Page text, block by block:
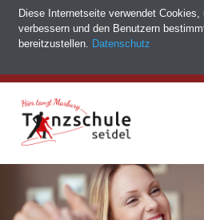
Diese Internetseite verwendet
verbessern und den Benutzern
bereitzustellen. Datenschutz